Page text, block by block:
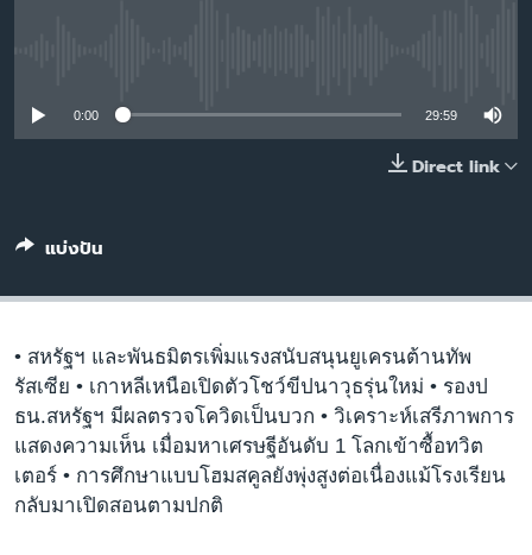
0:00 29:59
Direct link
แบ่งปัน
• สหรัฐฯ และพันธมิตรเพิ่มแรงสนับสนุนยูเครนต้านทัพ
รัสเซีย • เกาหลีเหนือเปิดตัวโชว์ขีปนาวุธรุ่นใหม่ • รองป
ธน.สหรัฐฯ มีผลตรวจโควิดเป็นบวก • วิเคราะห์เสรีภาพการ
แสดงความเห็น เมื่อมหาเศรษฐีอันดับ 1 โลกเข้าซื้อทวิต
เตอร์ • การศึกษาแบบโฮมสคูลยังพุ่งสูงต่อเนื่องแม้โรงเรียน
กลับมาเปิดสอนตามปกติ